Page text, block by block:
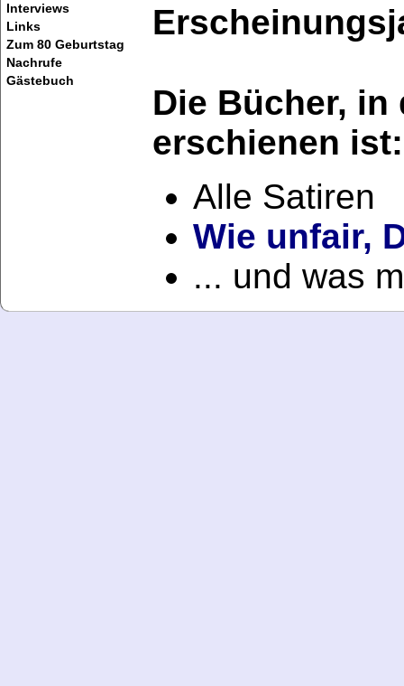
Interviews
Links
Zum 80 Geburtstag
Nachrufe
Gästebuch
Die Bücher, in
erschienen ist:
Alle Satiren
Wie unfair,
... und was